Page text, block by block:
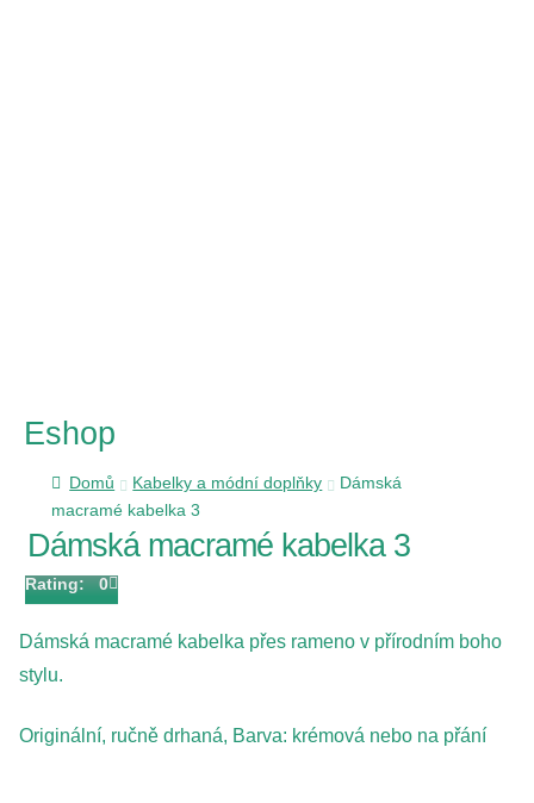
Eshop
Domů Kabelky a módní doplňky
Dámská
macramé kabelka 3
Dámská macramé kabelka 3
Rating: 0
Dámská macramé kabelka přes rameno v přírodním boho
stylu.
Originální, ručně drhaná, Barva: krémová nebo na přání